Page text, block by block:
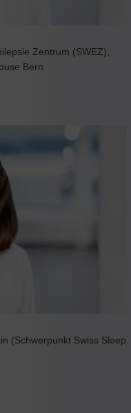
Zentrum (SWEZ),
Bern
(Schwerpunkt Swiss Sleep